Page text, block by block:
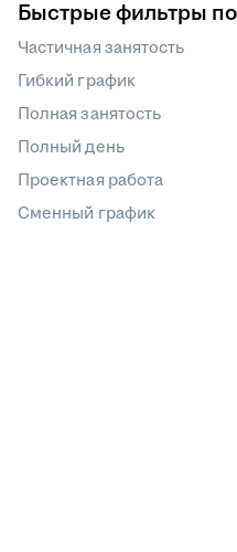
Быстрые фильтры
Частичная занятость
Гибкий график
Полная занятость
Полный день
Проектная работа
Сменный график